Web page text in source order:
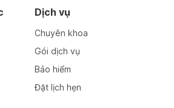
Dịch vụ
Chuyên khoa
Gói dịch vụ
Bảo hiểm
Đặt lịch hẹn